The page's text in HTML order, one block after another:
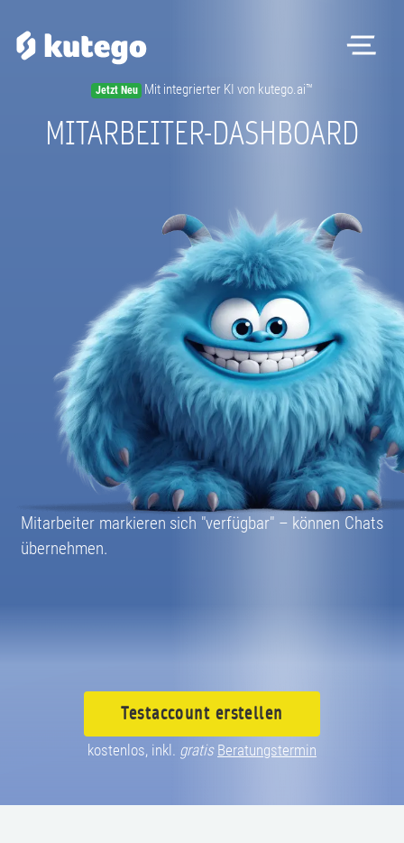
Jetzt Neu Mit integrierter KI von kutego.ai™
MITARBEITER-DASHBOARD
Mitarbeiter markieren sich "verfügbar" – können Chats
übernehmen.
Testaccount erstellen
kostenlos, inkl. gratis Beratungstermin
Software
Hardware
Kontakt
Magazin
Registrieren
Beratungstermin
08004003055